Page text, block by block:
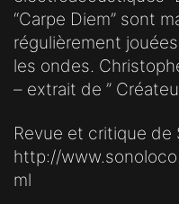
“Carpe Diem” sont
régulièrement
les ondes.
– extrait de ”
Revue et critique de
http://
ml